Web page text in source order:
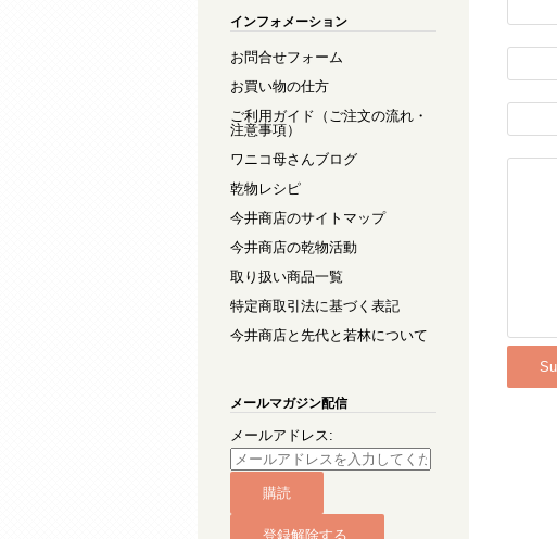
インフォメーション
お問合せフォーム
お買い物の仕方
ご利用ガイド（ご注文の流れ・
注意事項）
ワニコ母さんブログ
乾物レシピ
今井商店のサイトマップ
今井商店の乾物活動
取り扱い商品一覧
特定商取引法に基づく表記
今井商店と先代と若林について
メールマガジン配信
メールアドレス: